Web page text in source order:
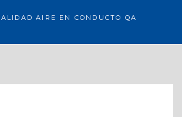
AIRE EN CONDUCTO QA